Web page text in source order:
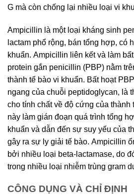
G mà còn chống lại nhiều loại vi
Ampicillin là một loại kháng sinh
lactam phổ rộng, bán tổng hợp, có
khuẩn. Ampicillin liên kết và làm
protein gắn penicillin (PBP) nằm
thành tế bào vi khuẩn. Bất hoạt
ngang của chuỗi peptidoglycan, là
cho tính chất về độ cứng của thành
này làm gián đoạn quá trình tổng
khuẩn và dẫn đến sự suy yếu của
gây ra sự ly giải tế bào. Ampicillin
bởi nhiều loại beta-lactamase, do
trong nhiều loại nhiễm trùng gram
CÔNG DỤNG VÀ CHỈ ĐỊNH